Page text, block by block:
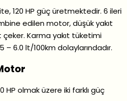
120 HP güç üretmektedir. 6 ileri
edilen motor, düşük yakıt
Karma yakıt tüketimi
6.0 lt/100km dolaylarındadır.
HP olmak üzere iki farklı güç